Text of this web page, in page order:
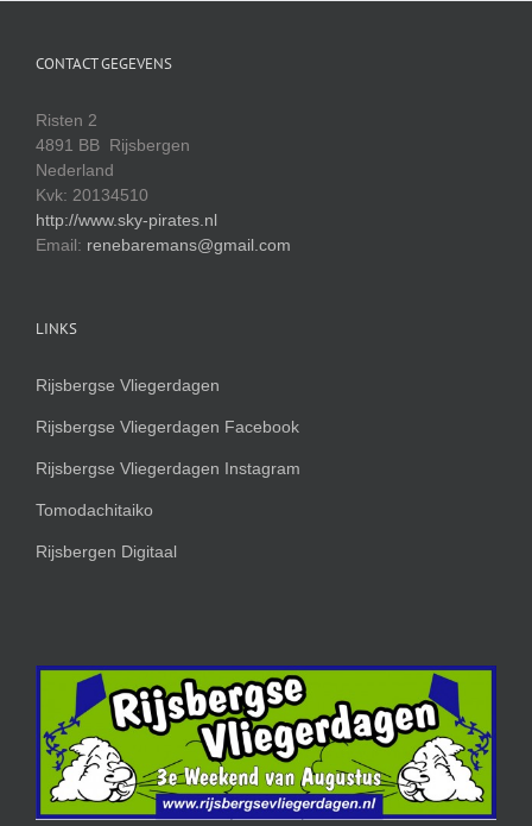
CONTACT GEGEVENS
Risten 2
4891 BB Rijsbergen
Nederland
Kvk: 20134510
http://www.sky-pirates.nl
Email: renebaremans@gmail.com
LINKS
Rijsbergse Vliegerdagen
Rijsbergse Vliegerdagen Facebook
Rijsbergse Vliegerdagen Instagram
Tomodachitaiko
Rijsbergen Digitaal